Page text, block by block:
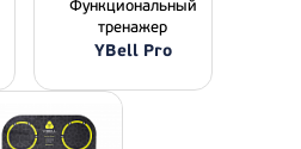
Функциональный
тренажер
YBell Pro